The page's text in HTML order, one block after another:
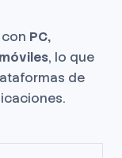
PC,
, lo que
de